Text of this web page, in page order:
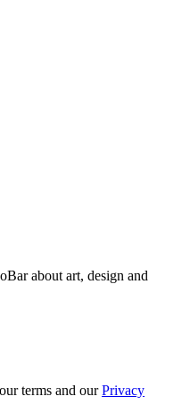
about art, design and
terms and ourPrivacy